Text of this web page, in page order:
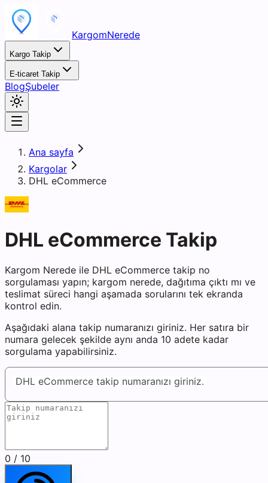
KargomNerede
Kargo Takip
E-ticaret Takip
BlogŞubeler
Ana sayfa
Kargolar
DHL eCommerce
DHL eCommerce Takip
Kargom Nerede ile DHL eCommerce takip no
sorgulaması yapın; kargom nerede, dağıtıma çıktı mı ve
teslimat süreci hangi aşamada sorularını tek ekranda
kontrol edin.
Aşağıdaki alana takip numaranızı giriniz. Her satıra bir
numara gelecek şekilde aynı anda 10 adete kadar
sorgulama yapabilirsiniz.
DHL eCommerce takip numaranızı giriniz.
0 / 10